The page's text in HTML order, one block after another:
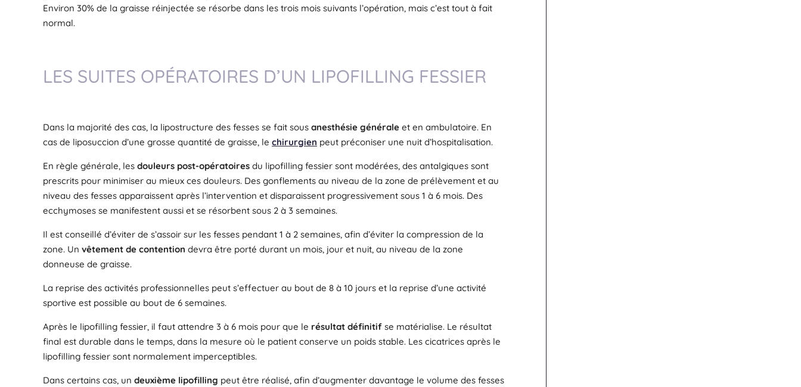
Environ 30% de la graisse réinjectée se résorbe dans les trois mois suivants l’opération, mais c’est tout à fait
normal.
LES SUITES OPÉRATOIRES D’UN LIPOFILLING FESSIER
Dans la majorité des cas, la lipostructure des fesses se fait sous anesthésie générale et en ambulatoire. En
cas de liposuccion d’une grosse quantité de graisse, le chirurgien peut préconiser une nuit d’hospitalisation.
En règle générale, les douleurs post-opératoires du lipofilling fessier sont modérées, des antalgiques sont
prescrits pour minimiser au mieux ces douleurs. Des gonflements au niveau de la zone de prélèvement et au
niveau des fesses apparaissent après l’intervention et disparaissent progressivement sous 1 à 6 mois. Des
ecchymoses se manifestent aussi et se résorbent sous 2 à 3 semaines.
Il est conseillé d’éviter de s’assoir sur les fesses pendant 1 à 2 semaines, afin d’éviter la compression de la
zone. Un vêtement de contention devra être porté durant un mois, jour et nuit, au niveau de la zone
donneuse de graisse.
La reprise des activités professionnelles peut s’effectuer au bout de 8 à 10 jours et la reprise d’une activité
sportive est possible au bout de 6 semaines.
Après le lipofilling fessier, il faut attendre 3 à 6 mois pour que le résultat définitif se matérialise. Le résultat
final est durable dans le temps, dans la mesure où le patient conserve un poids stable. Les cicatrices après le
lipofilling fessier sont normalement imperceptibles.
Dans certains cas, un deuxième lipofilling peut être réalisé, afin d’augmenter davantage le volume des fesses